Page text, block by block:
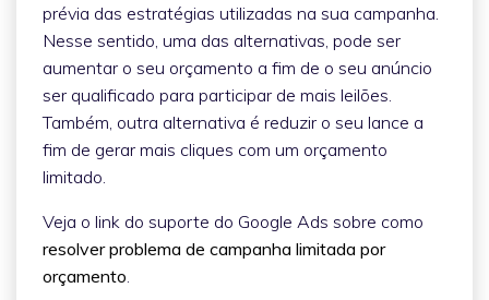
prévia das estratégias utilizadas na sua campanha.
Nesse sentido, uma das alternativas, pode ser
aumentar o seu orçamento a fim de o seu anúncio
ser qualificado para participar de mais leilões.
Também, outra alternativa é reduzir o seu lance a
fim de gerar mais cliques com um orçamento
limitado.
Veja o link do suporte do Google Ads sobre como
resolver problema de campanha limitada por
orçamento